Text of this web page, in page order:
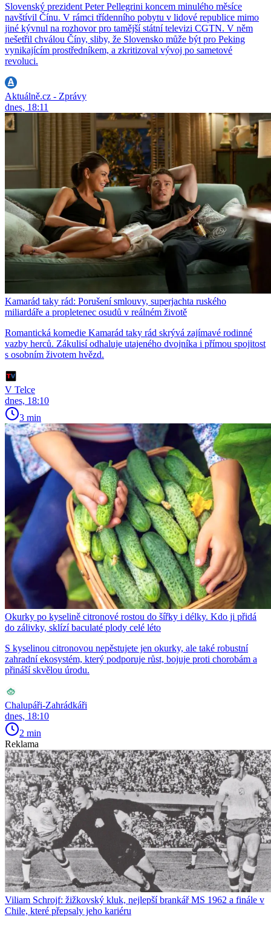
Slovenský prezident Peter Pellegrini koncem minulého měsíce
navštívil Čínu. V rámci třídenního pobytu v lidové republice mimo
jiné kývnul na rozhovor pro tamější státní televizi CGTN. V něm
nešetřil chválou Číny, sliby, že Slovensko může být pro Peking
vynikajícím prostředníkem, a zkritizoval vývoj po sametové
revoluci.
Aktuálně.cz - Zprávy
dnes, 18:11
Kamarád taky rád: Porušení smlouvy, superjachta ruského
miliardáře a propletenec osudů v reálném životě
Romantická komedie Kamarád taky rád skrývá zajímavé rodinné
vazby herců. Zákulisí odhaluje utajeného dvojníka i přímou spojitost
s osobním životem hvězd.
V Telce
dnes, 18:10
3 min
Okurky po kyselině citronové rostou do šířky i délky. Kdo ji přidá
do zálivky, sklízí baculaté plody celé léto
S kyselinou citronovou nepěstujete jen okurky, ale také robustní
zahradní ekosystém, který podporuje růst, bojuje proti chorobám a
přináší skvělou úrodu.
Chalupáři-Zahrádkáři
dnes, 18:10
2 min
Reklama
Viliam Schrojf: žižkovský kluk, nejlepší brankář MS 1962 a finále v
Chile, které přepsaly jeho kariéru